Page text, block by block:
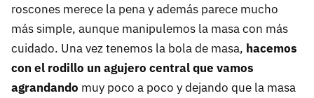
roscones merece la pena y además parece mucho
más simple, aunque manipulemos la masa con más
cuidado. Una vez tenemos la bola de masa, hacemos
con el rodillo un agujero central que vamos
agrandando muy poco a poco y dejando que la masa